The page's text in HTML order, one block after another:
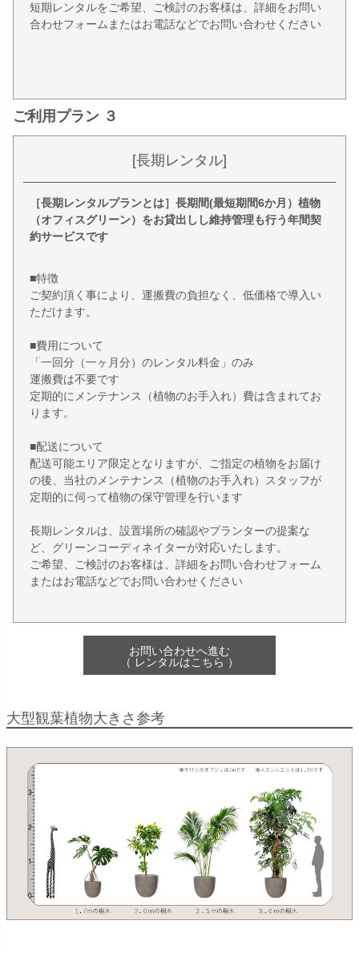
短期レンタルをご希望、ご検討のお客様は、詳細をお問い
合わせフォームまたはお電話などでお問い合わせください
ご利用プラン ３
[長期レンタル]
［長期レンタルプランとは］長期間(最短期間6か月）植物
（オフィスグリーン）をお貸出しし維持管理も行う年間契
約サービスです
■特徴
ご契約頂く事により、運搬費の負担なく、低価格で導入い
ただけます。
■費用について
「一回分（一ヶ月分）のレンタル料金」のみ
運搬費は不要です
定期的にメンテナンス（植物のお手入れ）費は含まれてお
ります。
■配送について
配送可能エリア限定となりますが、ご指定の植物をお届け
の後、当社のメンテナンス（植物のお手入れ）スタッフが
定期的に伺って植物の保守管理を行います
長期レンタルは、設置場所の確認やプランターの提案な
ど、グリーンコーディネイターが対応いたします。
ご希望、ご検討のお客様は、詳細をお問い合わせフォーム
またはお電話などでお問い合わせください
お問い合わせへ進む
（ レンタルはこちら ）
大型観葉植物大きさ参考